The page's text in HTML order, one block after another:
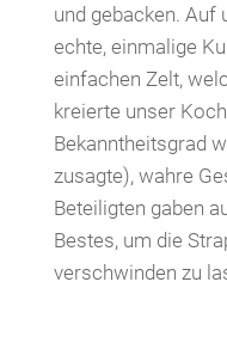
und gebacken. Auf
echte, einmalige
einfachen Zelt,
kreierte unser
Bekanntheitsgrad
zusagte), wahre
Beteiligten gaben
Bestes, um die
verschwinden zu